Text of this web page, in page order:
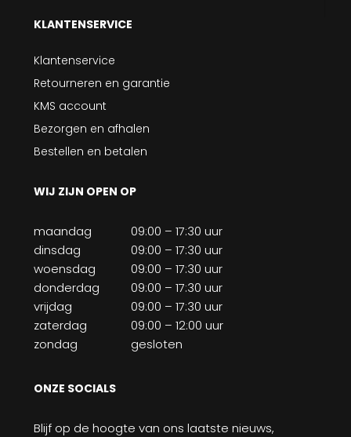
KLANTENSERVICE
Klantenservice
Retourneren en garantie
KMS account
Bezorgen en afhalen
Bestellen en betalen
WIJ ZIJN OPEN OP
maandag
09:00 – 17:30 uur
dinsdag
09:00 – 17:30 uur
woensdag
09:00 – 17:30 uur
donderdag
09:00 – 17:30 uur
vrijdag
09:00 – 17:30 uur
zaterdag
09:00 – 12:00 uur
zondag
gesloten
ONZE SOCIALS
Blijf op de hoogte van ons laatste nieuws,